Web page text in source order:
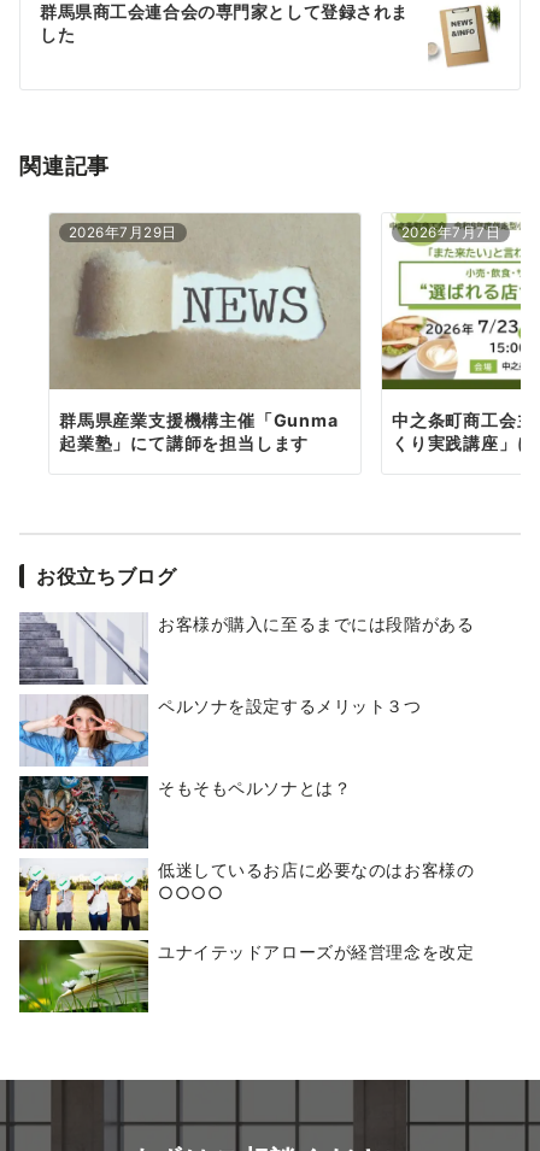
ゲ
シ
ン
群馬県商工会連合会の専門家として登録されま
した
関連記事
2026年7月29日
群馬県産業支援機構主催「Gunma
起業塾」にて講師を担当します
2026年7月7日
中之条町商工会
くり実践講座」
お役立ちブログ
お客様が購入に至るまでには段階がある
ペルソナを設定するメリット３つ
そもそもペルソナとは？
低迷しているお店に必要なのはお客様の
○○○○
ユナイテッドアローズが経営理念を改定